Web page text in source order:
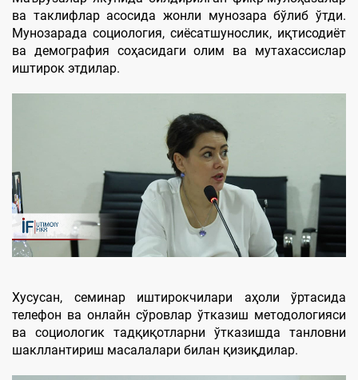
ва таклифлар асосида жонли мунозара бўлиб ўтди.
Мунозарада социология, сиёсатшунослик, иқтисодиёт
ва демография соҳасидаги олим ва мутахассислар
иштирок этдилар.
Хусусан, семинар иштирокчилари аҳоли ўртасида
телефон ва онлайн сўровлар ўтказиш методологияси
ва социологик тадқиқотларни ўтказишда танловни
шакллантириш масалалари билан қизиқдилар.